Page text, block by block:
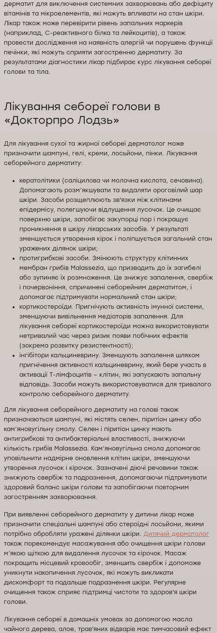
дерматит для виключення системних захворювань або дефіциту
вітамінів та мікроелементів, які можуть впливати на стан шкіри.
Лікар також може перевірити рівень запальних маркерів
(наприклад, С-реактивного білка та лейкоцитів), а також
провести дослідження на наявність алергій чи порушень функції
печінки, які можуть сприяти загостренню дерматиту. За
результатами діагностики лікар підбирає курс лікування себореї
голови та тіла.
Лікування себореї голови в
«Докторпро Лодзь»
Для лікування сухої та жирної себореї дерматолог може
призначити шампуні, гелі, креми, лосьйони, пінки. Лікування
себорейного дерматиту:
кератолітики (саліцилова чи молочна кислота, сечовина).
Допомагають розм’якшувати та видаляти ороговілий шар
шкіри. Засоби розщеплюють зв'язки між клітинами
епідермісу, полегшуючи відлущення лусочок. Це очищає
поверхню шкіри, запобігає закупорці пор і покращує
проникнення в шкіру лікарських засобів. У результаті
зменшується утворення кірок і поліпшується загальний стан
уражених ділянок шкіри;
протигрибкові засоби. Змінюють структуру клітинних
мембран грибів Malassezia, що призводить до їх загибелі
або зупиняє їх розмноження. Це знижує запалення, свербіж
і почервоніння, спричинені себорейним дерматитом, і
допомагає підтримувати нормальний стан шкіри;
кортикостероїди. Пригнічують активність імунної системи,
зменшуючи вивільнення медіаторів запалення. Для
лікування себореї кортикостероїди можна використовувати
нетривалий час через ризик появи побічних ефектів
(зокрема розвитку резистентності);
інгібітори кальциневрину. Зменшують запалення шляхом
пригнічення активності кальциневрину, який бере участь в
активації Т-лімфоцитів – клітин, які запускають запальну
відповідь. Засоби можуть використовуватися для тривалого
контролю себорейного дерматиту.
Для лікування себорейного дерматиту на голові також
призначаються шампуні, які містять селен, піритіон цинку або
кам’яновугільну смолу. Селен і піритіон цинку мають
антигрибкові та антибактеріальні властивості, знижуючи
кількість грибів Malassezia. Кам’яновугільна смола допомагає
уповільнити надмірне оновлення клітин шкіри, зменшуючи
утворення лусочок і кірочок. Зазначені діючі речовини також
знижують свербіж та подразнення, допомагаючи підтримувати
здоровий баланс шкіри голови та запобігаючи повторним
загостренням захворювання.
При виявленні себорейного дерматиту у дитини лікар може
призначити спеціальні шампуні або стероїдні лосьйони, якими
потрібно обробляти уражені ділянки шкіри. Дитячий дерматолог
також порекомендує масажування або очищення шкіри голови
м’якою щіткою для видалення лусочок та кірочок. Масаж
покращить місцевий кровообіг, зменшить свербіж і допоможе
уникнути накопичення лусочок, які можуть викликати
дискомфорт та подальше подразнення шкіри. Регулярне
очищення також сприяє підтримці чистоти та здоров'я шкіри
голови.
Лікування себореї в домашніх умовах за допомогою масла
чайного дерева, алое, трав'яних відварів має тимчасовий ефект